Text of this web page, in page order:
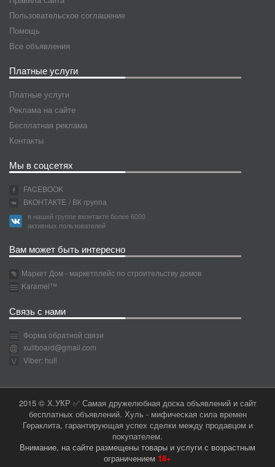
Пользовательское соглашение
Помощь
Все объявления
Платные услуги
Платные услуги
Реклама на сайте
Бесплатная реклама
Контакты
Мы в соцсетях
FACEBOOK
ВКОНТАКТЕ / ВК группа
в нашей группе вконтакте более 6000
активных пользователей
Вам может быть интересно
Маркет Дом - маркетплейс по строительству домов
Karamel™
Связь с нами
Форма обратной связи
xullboard@gmail.com
Viber: hull
2015 © Х.УКР ✅ Самая дружелюбная доска объявлений и сайт
бесплатных объявлений. Хуль - мифическая сила времен
Гераклита, гарантирующая успех сделки между продавцом и
покупателем.
Внимание, на сайте размещены товары и услуги с возрастным
ограничением 18+